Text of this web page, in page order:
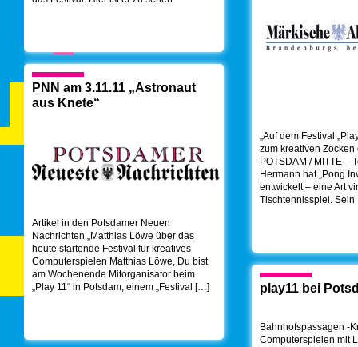
„Auf dem Festival
zum kreativen
POTSDAM / MITTE –
Hermann hat „Pong
entwickelt – eine Art
Tischtennisspiel.
PNN am 3.11.11 „Astronaut
aus Knete“
Artikel in den Potsdamer Neuen
Nachrichten „Matthias Löwe über das
heute startende Festival für kreatives
Computerspielen Matthias Löwe, Du bist
am Wochenende Mitorganisator beim
„Play 11“ in Potsdam, einem „Festival […]
play11 bei
Bahnhofspassagen -
Computerspielen mit